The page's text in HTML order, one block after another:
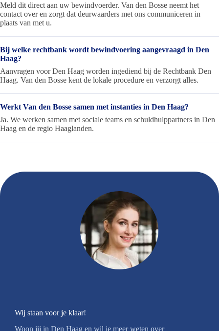
Meld dit direct aan uw bewindvoerder. Van den Bosse neemt het
contact over en zorgt dat deurwaarders met ons communiceren in
plaats van met u.
Bij welke rechtbank wordt bewindvoering aangevraagd in Den
Haag?
Aanvragen voor Den Haag worden ingediend bij de Rechtbank Den
Haag. Van den Bosse kent de lokale procedure en verzorgt alles.
Werkt Van den Bosse samen met instanties in Den Haag?
Ja. We werken samen met sociale teams en schuldhulppartners in Den
Haag en de regio Haaglanden.
Wij staan voor je klaar!
Woon jij in Den Haag en wil je meer weten over